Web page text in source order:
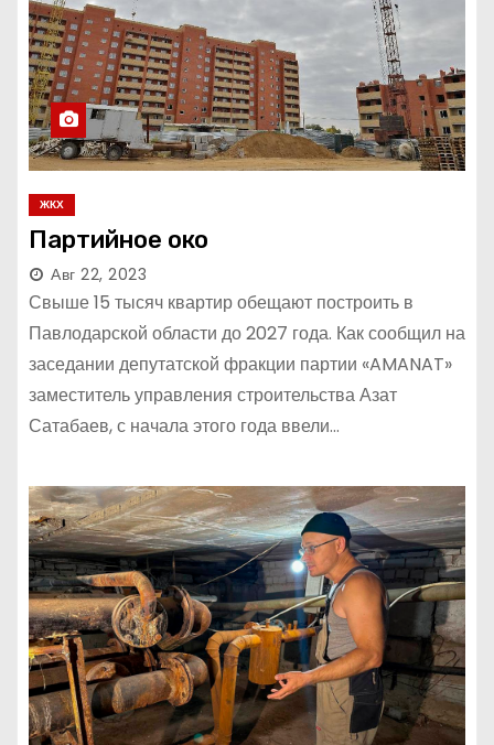
ЖКХ
Партийное око
Авг 22, 2023
Свыше 15 тысяч квартир обещают построить в
Павлодарской области до 2027 года. Как сообщил на
заседании депутатской фракции партии «AMANAT»
заместитель управления строительства Азат
Сатабаев, с начала этого года ввели…